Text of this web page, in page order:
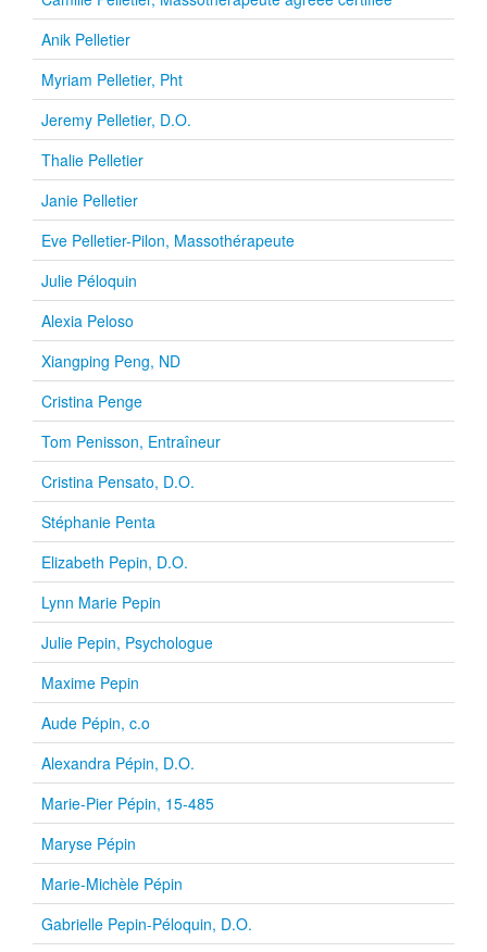
Anik Pelletier
Myriam Pelletier, Pht
Jeremy Pelletier, D.O.
Thalie Pelletier
Janie Pelletier
Eve Pelletier-Pilon, Massothérapeute
Julie Péloquin
Alexia Peloso
Xiangping Peng, ND
Cristina Penge
Tom Penisson, Entraîneur
Cristina Pensato, D.O.
Stéphanie Penta
Elizabeth Pepin, D.O.
Lynn Marie Pepin
Julie Pepin, Psychologue
Maxime Pepin
Aude Pépin, c.o
Alexandra Pépin, D.O.
Marie-Pier Pépin, 15-485
Maryse Pépin
Marie-Michèle Pépin
Gabrielle Pepin-Péloquin, D.O.